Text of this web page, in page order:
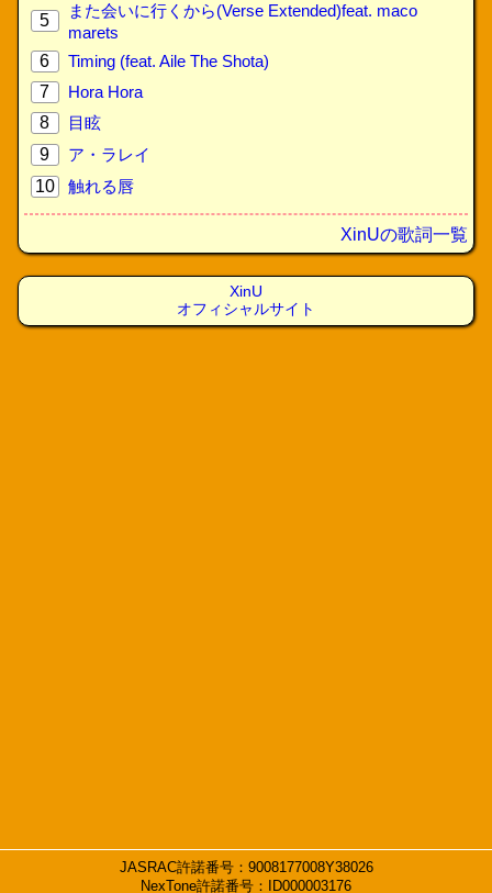
5
また会いに行くから(Verse Extended)feat. maco
marets
6
Timing (feat. Aile The Shota)
7
Hora Hora
8
目眩
9
ア・ラレイ
10
触れる唇
XinUの歌詞一覧
XinU
オフィシャルサイト
JASRAC許諾番号：9008177008Y38026
NexTone許諾番号：ID000003176